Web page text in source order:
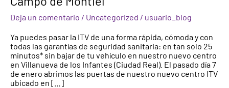
Deja un comentario / Uncategorized / usuario_blog
Ya puedes pasar la ITV de una forma rápida, cómoda y con
todas las garantías de seguridad sanitaria: en tan solo 25
minutos* sin bajar de tu vehículo en nuestro nuevo centro
en Villanueva de los Infantes (Ciudad Real). El pasado día 7
de enero abrimos las puertas de nuestro nuevo centro ITV
ubicado en […]
Comarca
Campo
de
Montiel